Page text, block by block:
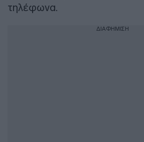
τηλέφωνα.
ΔΙΑΦΗΜΙΣΗ